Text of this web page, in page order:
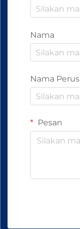
Nama
Nama
Pesan